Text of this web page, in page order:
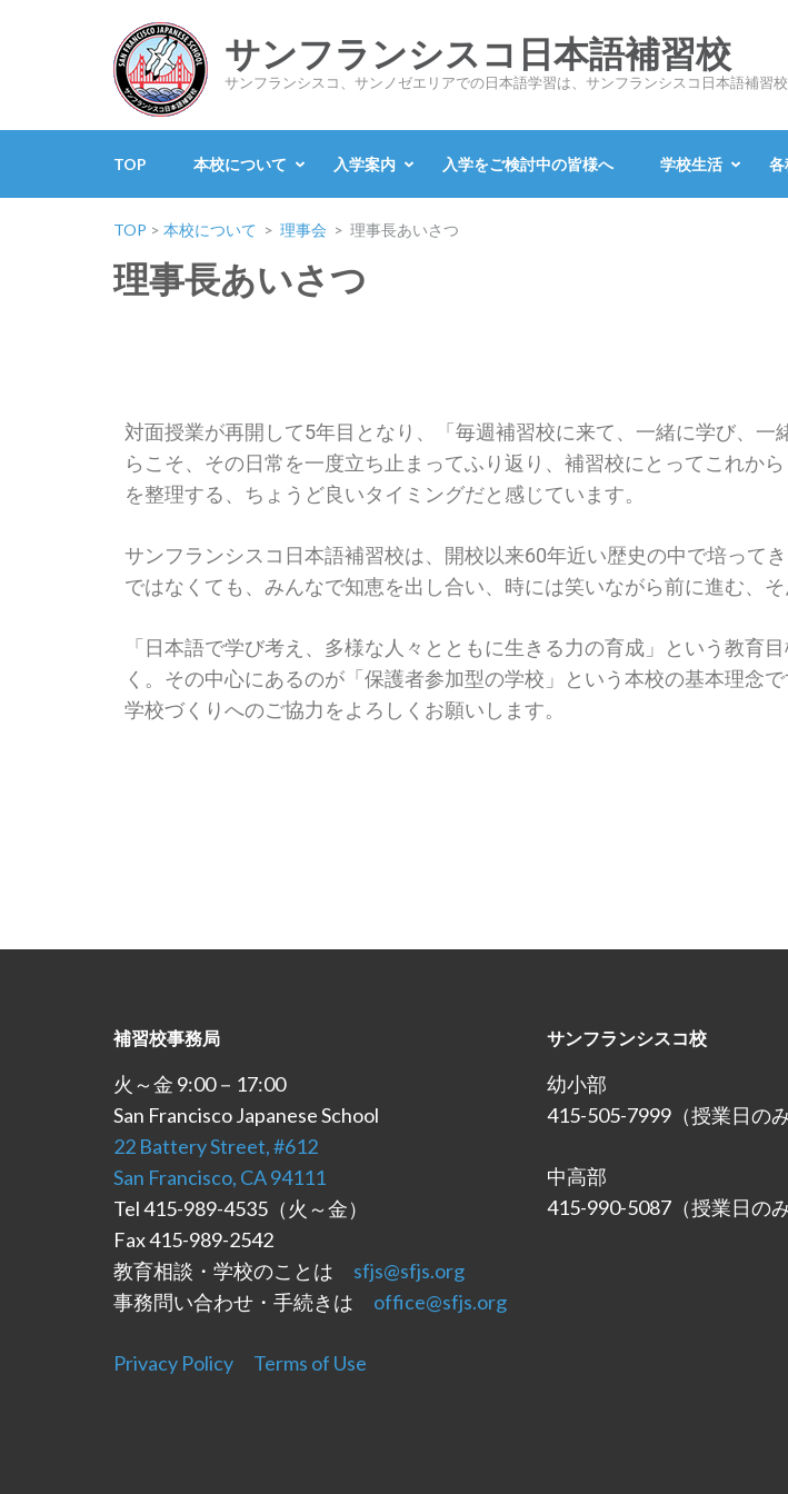
サンフランシスコ日本語補習校
サンフランシスコ、サンノゼエリアでの日本語学習は、サンフランシスコ日本語補習校
TOP 本校について 入学案内 入学をご検討中の皆様へ 学校生活 各
TOP > 本校について > 理事会 > 理事長あいさつ
理事長あいさつ
対面授業が再開して5年目となり、「毎週補習校に来て、一緒に学び、
らこそ、その日常を一度立ち止まってふり返り、補習校にとってこれか
を整理する、ちょうど良いタイミングだと感じています。
サンフランシスコ日本語補習校は、開校以来60年近い歴史の中で培って
ではなくても、みんなで知恵を出し合い、時には笑いながら前に進む、
「日本語で学び考え、多様な人々とともに生きる力の育成」という教育
く。その中心にあるのが「保護者参加型の学校」という本校の基本理念
学校づくりへのご協力をよろしくお願いします。
補習校事務局
火～金 9:00－17:00
San Francisco Japanese School
22 Battery Street, #612
San Francisco, CA 94111
Tel 415-989-4535（火～金）
Fax 415-989-2542
教育相談・学校のことは sfjs@sfjs.org
事務問い合わせ・手続きは office@sfjs.org
Privacy Policy Terms of Use
サンフランシスコ校
幼小部
415-505-7999（授業日のみ
中高部
415-990-5087（授業日のみ